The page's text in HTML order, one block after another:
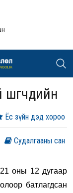
оны 12 дугаар
батлагдсан
Судалгааны сан
Ёс зүйн дэд хороо